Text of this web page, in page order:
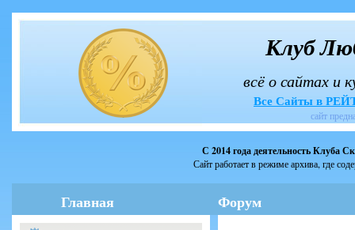
Клуб
всё о сайтах и
Все Сайты в
сайт
С 2014 года деятельность Клуба
Сайт работает в режиме архива, где
Главная Форум